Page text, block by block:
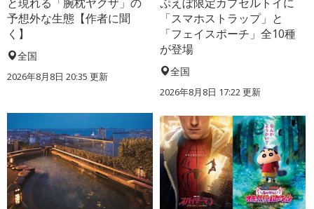
予想外な生態【作者に聞
く】
全国
2026年8月8日 20:35 更新
「スマホストラップ」と
「フェイスポーチ」全10種
が登場
全国
2026年8月8日 17:22 更新